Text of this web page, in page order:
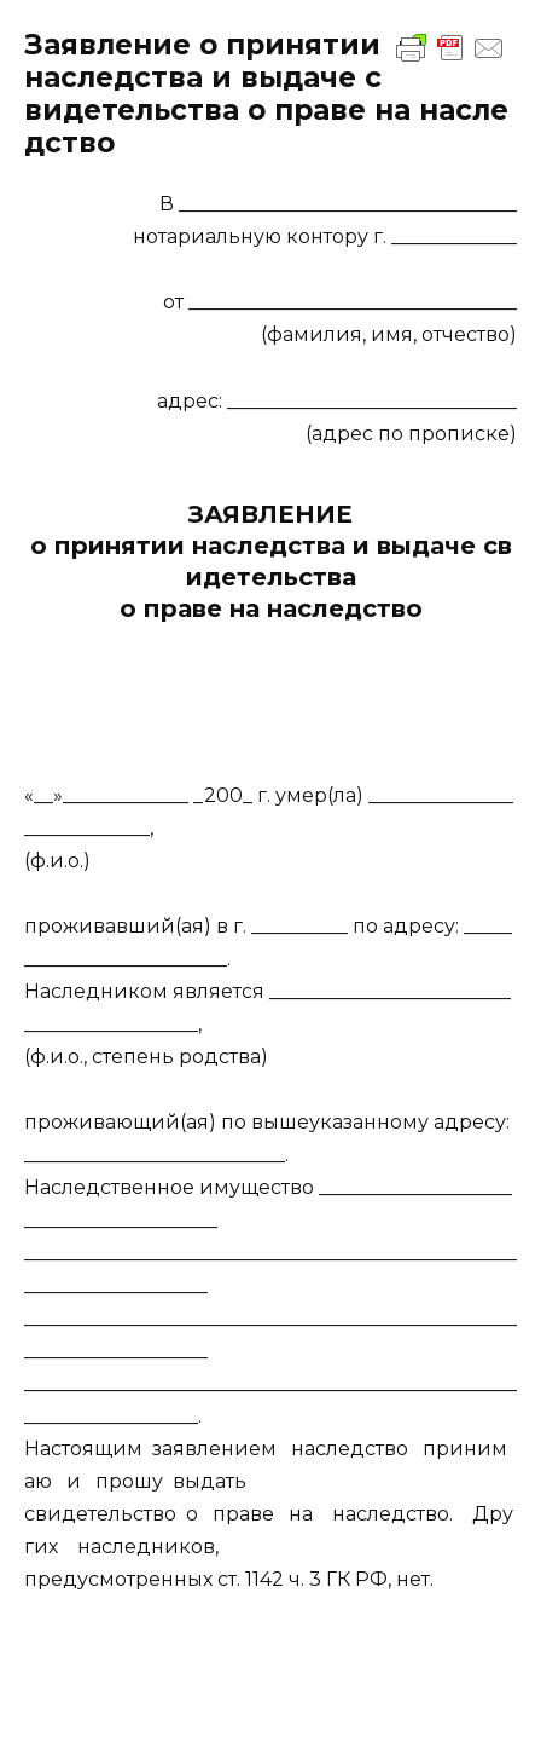
Заявление о принятии
наследства и выдаче с
видетельства о праве на насле
дство
В ___________________________________
нотариальную контору г. _____________
от __________________________________
(фамилия, имя, отчество)
адрес: ______________________________
(адрес по прописке)
ЗАЯВЛЕНИЕ
о принятии наследства и выдаче св
идетельства
о праве на наследство
«__»_____________ _200_ г. умер(ла) _______________
_____________,
(ф.и.о.)
проживавший(ая) в г. __________ по адресу: _____
_____________________.
Наследником является _________________________
__________________,
(ф.и.о., степень родства)
проживающий(ая) по вышеуказанному адресу:
___________________________.
Наследственное имущество ____________________
__________________.
Настоящим заявлением наследство приним
аю и прошу выдать
свидетельство о праве на наследство. Дру
гих наследников,
предусмотренных ст. 1142 ч. 3 ГК РФ, нет.